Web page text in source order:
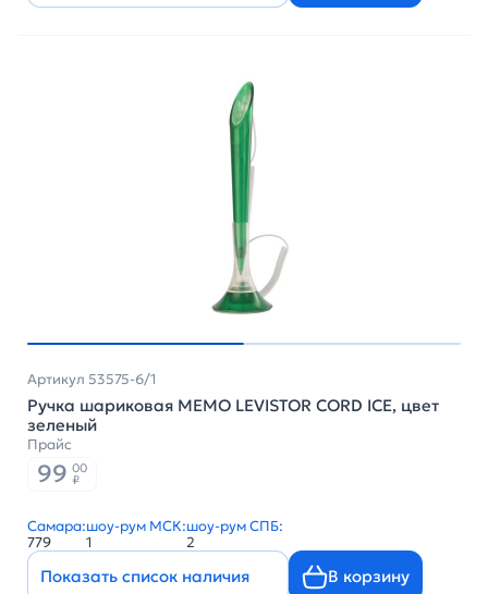
Артикул 53575-6/1
Ручка шариковая MEMO LEVISTOR CORD ICE, цвет
зеленый
Прайс
99 00
₽
Самара:
779
шоу-рум МСК:
1
шоу-рум СПБ:
2
Показать список наличия В корзину